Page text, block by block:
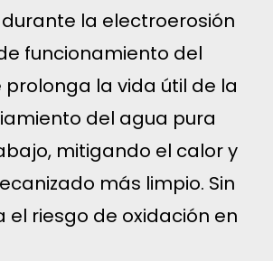
la electroerosión
funcionamiento del
la vida útil de la
del agua pura
mitigando el calor y
más limpio. Sin
riesgo de oxidación en